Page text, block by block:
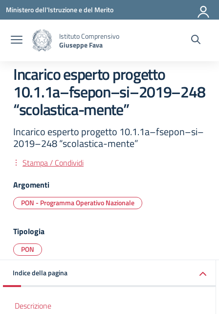
Vai ai contenuti
Vai al menu di navigazione
Vai al footer
Ministero dell'Istruzione e del Merito
Istituto Comprensivo
Giuseppe Fava
Incarico esperto progetto
10.1.1a–fsepon–si–2019–248
“scolastica-mente”
Incarico esperto progetto 10.1.1a–fsepon–si–
2019–248 “scolastica-mente”
Stampa / Condividi
Argomenti
PON - Programma Operativo Nazionale
Tipologia
PON
Indice della pagina
Descrizione